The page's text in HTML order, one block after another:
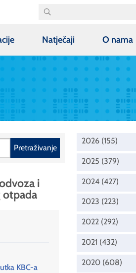
Natječaji O nama
Pretraživanje
i
otpada
KBC-a
2026 (155)
2025 (379)
2024 (427)
2023 (223)
2022 (292)
2021 (432)
2020 (608)